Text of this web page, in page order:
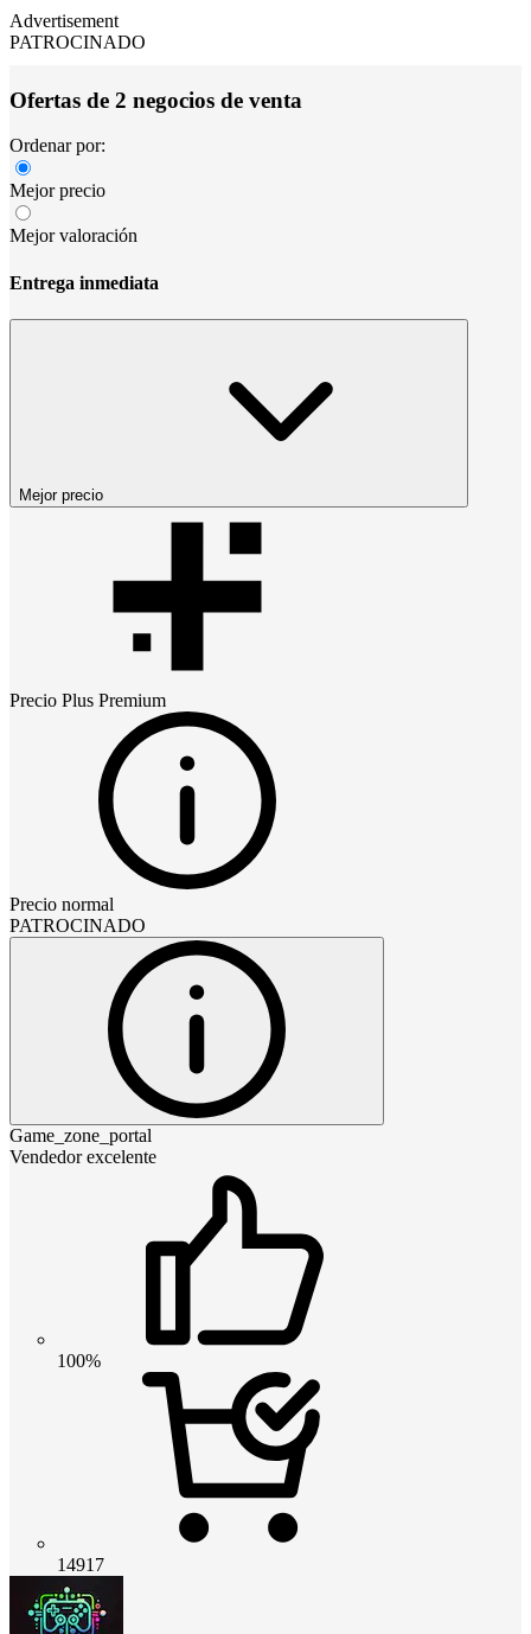
Advertisement
PATROCINADO
Ofertas de 2 negocios de venta
Ordenar por:
Mejor precio
Mejor valoración
Entrega inmediata
Mejor precio
Precio Plus Premium
Precio normal
PATROCINADO
Game_zone_portal
Vendedor excelente
100%
14917